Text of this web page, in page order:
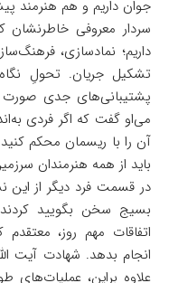
جوان داریم و هم هنرمند
سردار معروفی
داریم؛ نمادسازی،
تشکیل جریان. تحولِ
پشتیبانی‌های جدی صورت
می‌او گفت که اگر فردی
آن را با ریسمان محکم
باید از همه هنرمندان
در قسمت فرد دیگر از این
بسیج سخن بگویید
اتفاقات مهم روز،‌
انجام بدهد. شهادت آیت
علاوه براین،‌ عملیات‌های